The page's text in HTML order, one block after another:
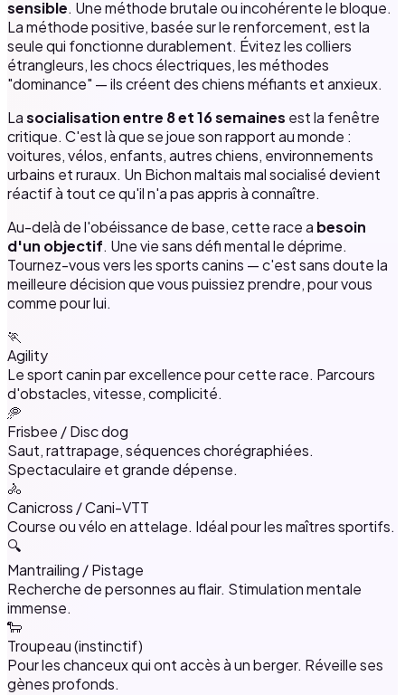
sensible. Une méthode brutale ou incohérente le bloque.
La méthode positive, basée sur le renforcement, est la
seule qui fonctionne durablement. Évitez les colliers
étrangleurs, les chocs électriques, les méthodes
"dominance" — ils créent des chiens méfiants et anxieux.
Lasocialisation entre 8 et 16 semaines est la fenêtre
critique. C'est là que se joue son rapport au monde :
voitures, vélos, enfants, autres chiens, environnements
urbains et ruraux. Un Bichon maltais mal socialisé devient
réactif à tout ce qu'il n'a pas appris à connaître.
Au-delà de l'obéissance de base, cette race a besoin
d'un objectif. Une vie sans défi mental le déprime.
Tournez-vous vers les sports canins — c'est sans doute la
meilleure décision que vous puissiez prendre, pour vous
comme pour lui.
🏃
Agility
Le sport canin par excellence pour cette race. Parcours
d'obstacles, vitesse, complicité.
🥏
Frisbee / Disc dog
Saut, rattrapage, séquences chorégraphiées.
Spectaculaire et grande dépense.
🚴
Canicross / Cani-VTT
Course ou vélo en attelage. Idéal pour les maîtres sportifs.
🔍
Mantrailing / Pistage
Recherche de personnes au flair. Stimulation mentale
immense.
🐑
Troupeau (instinctif)
Pour les chanceux qui ont accès à un berger. Réveille ses
gènes profonds.